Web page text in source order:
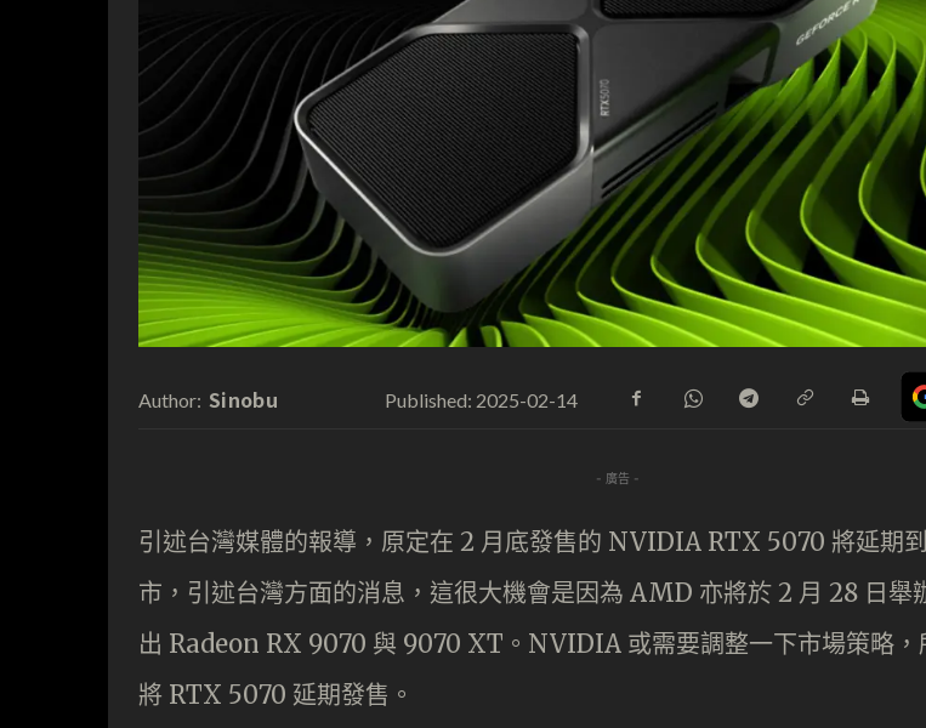
Author: Sinobu Published: 2025-02-14
- 廣告 -
引述台灣媒體的報導，原定在 2 月底發售的 NVIDIA RTX 5070 將延期
市，引述台灣方面的消息，這很大機會是因為 AMD 亦將於 2 月 28 日舉
出 Radeon RX 9070 與 9070 XT。NVIDIA 或需要調整一下市場策略，
將 RTX 5070 延期發售。